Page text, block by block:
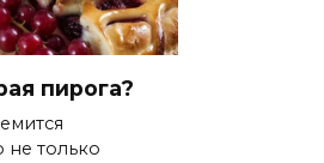
пирога?
не только